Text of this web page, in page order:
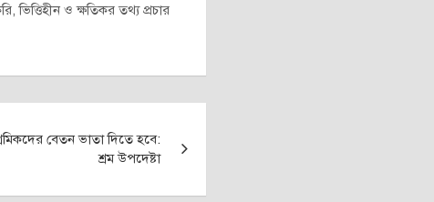
ভিত্তিহীন ও ক্ষতিকর তথ্য প্রচার
বেতন ভাতা দিতে হবে:
শ্রম উপদেষ্টা